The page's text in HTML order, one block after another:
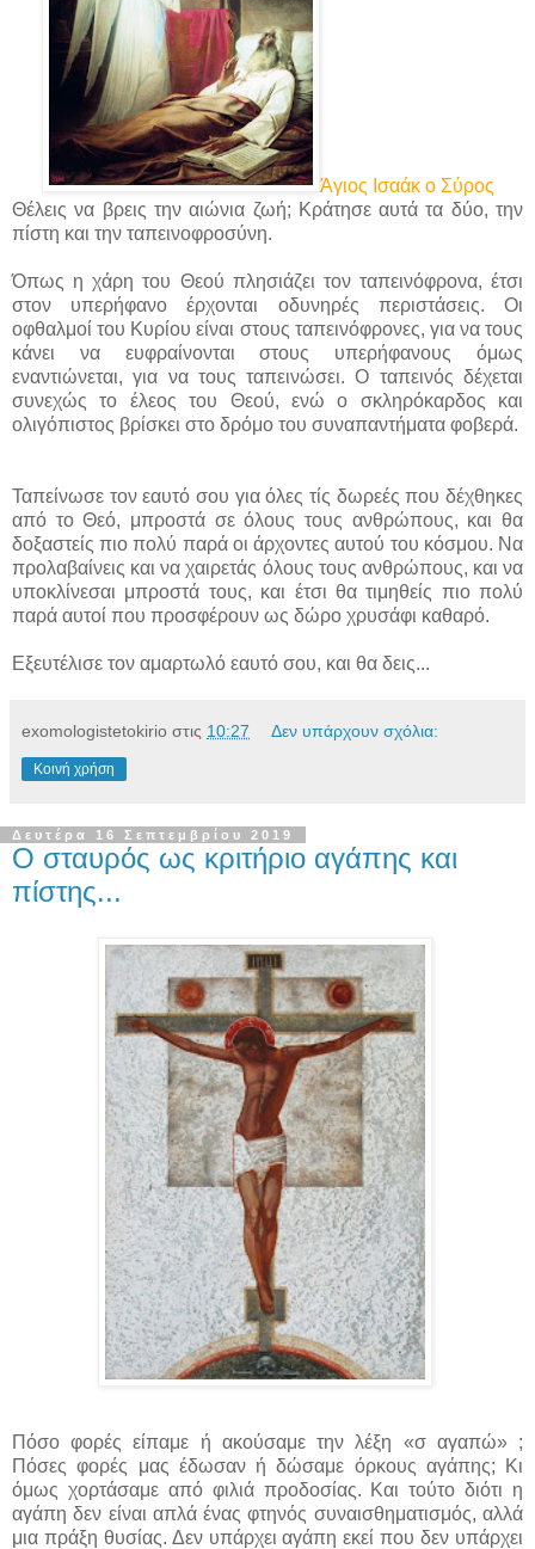
Άγιος Ισαάκ ο Σύρος
Θέλεις να βρεις την αιώνια ζωή; Κράτησε αυτά τα δύο, την
πίστη και την ταπεινοφροσύνη.
Όπως η χάρη του Θεού πλησιάζει τον ταπεινόφρονα, έτσι
στον υπερήφανο έρχονται οδυνηρές περιστάσεις. Οι
οφθαλμοί του Κυρίου είναι στους ταπεινόφρονες, για να τους
κάνει να ευφραίνονται στους υπερήφανους όμως
εναντιώνεται, για να τους ταπεινώσει. Ο ταπεινός δέχεται
συνεχώς το έλεος του Θεού, ενώ ο σκληρόκαρδος και
ολιγόπιστος βρίσκει στο δρόμο του συναπαντήματα φοβερά.
Ταπείνωσε τον εαυτό σου για όλες τίς δωρεές που δέχθηκες
από το Θεό, μπροστά σε όλους τους ανθρώπους, και θα
δοξαστείς πιο πολύ παρά οι άρχοντες αυτού του κόσμου. Να
προλαβαίνεις και να χαιρετάς όλους τους ανθρώπους, και να
υποκλίνεσαι μπροστά τους, και έτσι θα τιμηθείς πιο πολύ
παρά αυτοί που προσφέρουν ως δώρο χρυσάφι καθαρό.
Εξευτέλισε τον αμαρτωλό εαυτό σου, και θα δεις...
exomologistetokirio στις 10:27 Δεν υπάρχουν σχόλια:
Κοινή χρήση
Δευτέρα 16 Σεπτεμβρίου 2019
Ο σταυρός ως κριτήριο αγάπης και
πίστης...
Πόσο φορές είπαμε ή ακούσαμε την λέξη «σ αγαπώ» ;
Πόσες φορές μας έδωσαν ή δώσαμε όρκους αγάπης; Κι
όμως χορτάσαμε από φιλιά προδοσίας. Και τούτο διότι η
αγάπη δεν είναι απλά ένας φτηνός συναισθηματισμός, αλλά
μια πράξη θυσίας. Δεν υπάρχει αγάπη εκεί που δεν υπάρχει